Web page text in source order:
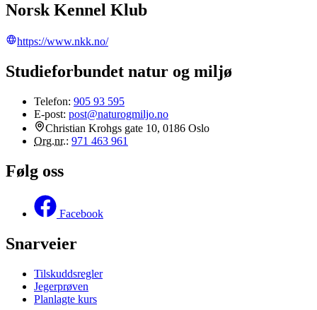
Norsk Kennel Klub
https://www.nkk.no/
Studieforbundet natur og miljø
Telefon: 905 93 595
E-post: post@naturogmiljo.no
Christian Krohgs gate 10, 0186 Oslo
Org.nr.: 971 463 961
Følg oss
Facebook
Snarveier
Tilskuddsregler
Jegerprøven
Planlagte kurs